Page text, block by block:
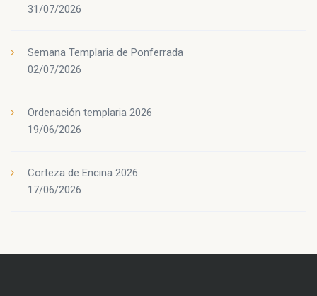
31/07/2026
Semana Templaria de Ponferrada
02/07/2026
Ordenación templaria 2026
19/06/2026
Corteza de Encina 2026
17/06/2026